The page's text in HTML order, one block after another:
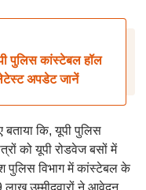
पुलिस कांस्टेबल हॉल
अपडेट जानें
बताया कि, यूपी पुलिस
को यूपी रोडवेज बसों में
पुलिस विभाग में कांस्टेबल के
लाख उम्मीदवारों ने आवेदन